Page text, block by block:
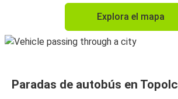
Explora el mapa
Paradas de autobús en